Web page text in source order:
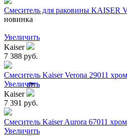
Смеситель для раковины KAISER
новинка
Увеличить
Kaiser
7 388 руб.
Смеситель Kaiser Verona 29011
Увеличить
Kaiser
7 391 руб.
Смеситель Kaiser Aurora 67011
Увеличить